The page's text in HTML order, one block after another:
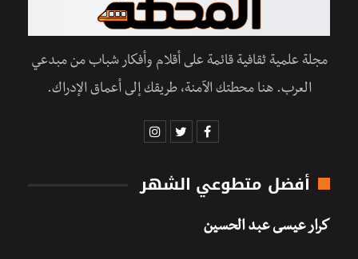
مجلة علمية ثقافية قائمة على أقلام وأفكار شباب من مبدعي
العرب. هنا محطتك الآمنة، طريقك إلى أعماق الإدراك.
أفضل متطوعي الشهر
كرار عيسى عبد الحسين